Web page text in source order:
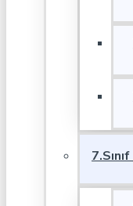
7.Sınıf